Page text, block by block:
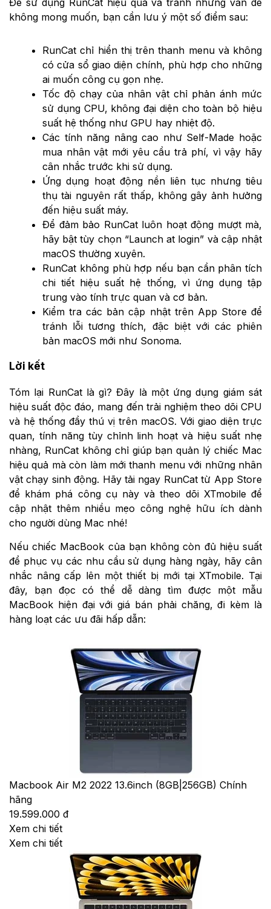
không mong muốn, bạn cần lưu ý một số điểm sau:
RunCat chỉ hiển thị trên thanh menu và không
có cửa sổ giao diện chính, phù hợp cho những
ai muốn công cụ gọn nhẹ.
Tốc độ chạy của nhân vật chỉ phản ánh mức
sử dụng CPU, không đại diện cho toàn bộ hiệu
suất hệ thống như GPU hay nhiệt độ.
Các tính năng nâng cao như Self-Made hoặc
mua nhân vật mới yêu cầu trả phí, vì vậy hãy
cân nhắc trước khi sử dụng.
Ứng dụng hoạt động nền liên tục nhưng tiêu
thụ tài nguyên rất thấp, không gây ảnh hưởng
đến hiệu suất máy.
Để đảm bảo RunCat luôn hoạt động mượt mà,
hãy bật tùy chọn “Launch at login” và cập nhật
macOS thường xuyên.
RunCat không phù hợp nếu bạn cần phân tích
chi tiết hiệu suất hệ thống, vì ứng dụng tập
trung vào tính trực quan và cơ bản.
Kiểm tra các bản cập nhật trên App Store để
tránh lỗi tương thích, đặc biệt với các phiên
bản macOS mới như Sonoma.
Lời kết
Tóm lại RunCat là gì? Đây là một ứng dụng giám sát
hiệu suất độc đáo, mang đến trải nghiệm theo dõi CPU
và hệ thống đầy thú vị trên macOS. Với giao diện trực
quan, tính năng tùy chỉnh linh hoạt và hiệu suất nhẹ
nhàng, RunCat không chỉ giúp bạn quản lý chiếc Mac
hiệu quả mà còn làm mới thanh menu với những nhân
vật chạy sinh động. Hãy tải ngay RunCat từ App Store
để khám phá công cụ này và theo dõi XTmobile để
cập nhật thêm nhiều mẹo công nghệ hữu ích dành
cho người dùng Mac nhé!
Nếu chiếc MacBook của bạn không còn đủ hiệu suất
để phục vụ các nhu cầu sử dụng hàng ngày, hãy cân
nhắc nâng cấp lên một thiết bị mới tại XTmobile. Tại
đây, bạn đọc có thể dễ dàng tìm được một mẫu
MacBook hiện đại với giá bán phải chăng, đi kèm là
hàng loạt các ưu đãi hấp dẫn:
Macbook Air M2 2022 13.6inch (8GB|256GB) Chính
hãng
19.599.000 đ
Xem chi tiết
Xem chi tiết